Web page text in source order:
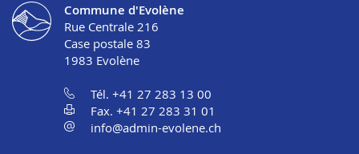
Commune d'Evolène
Rue Centrale 216
Case postale 83
1983 Evolène
Tél. +41 27 283 13 00
Fax. +41 27 283 31 01
info@admin-evolene.ch